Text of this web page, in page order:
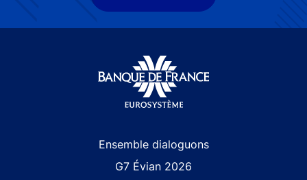
Ensemble dialoguons
G7 Évian 2026